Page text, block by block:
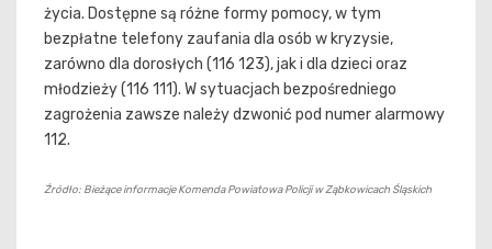
życia. Dostępne są różne formy pomocy, w tym
bezpłatne telefony zaufania dla osób w kryzysie,
zarówno dla dorosłych (116 123), jak i dla dzieci oraz
młodzieży (116 111). W sytuacjach bezpośredniego
zagrożenia zawsze należy dzwonić pod numer alarmowy
112.
Źródło: Bieżące informacje Komenda Powiatowa Policji w Ząbkowicach Śląskich